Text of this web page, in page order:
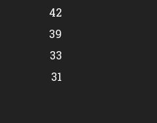
42
39
33
31